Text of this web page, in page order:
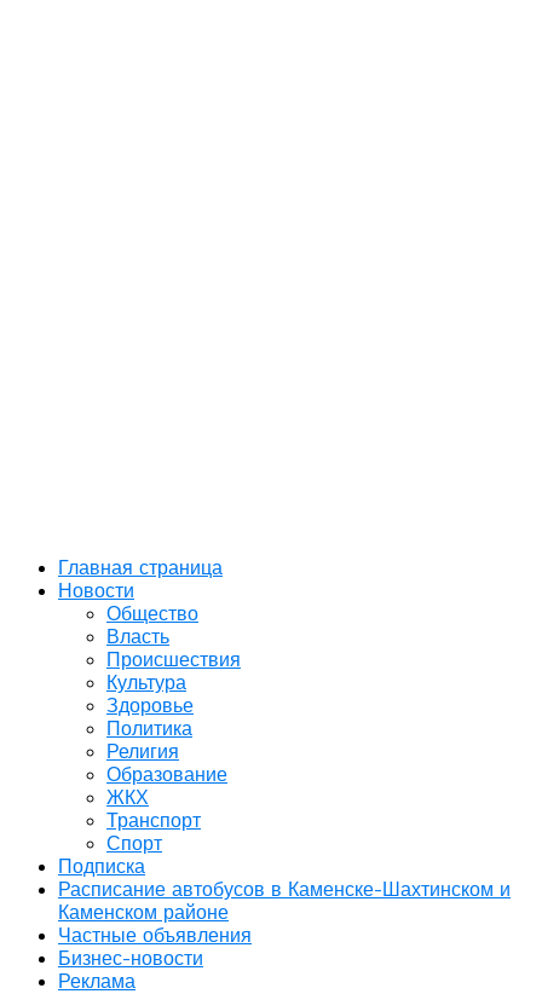
Главная страница
Новости
Общество
Власть
Происшествия
Культура
Здоровье
Политика
Религия
Образование
ЖКХ
Транспорт
Спорт
Подписка
Расписание автобусов в Каменске-Шахтинском и
Каменском районе
Частные объявления
Бизнес-новости
Реклама